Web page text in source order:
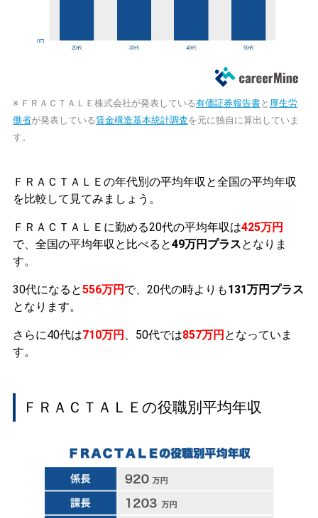
※ ＦＲＡＣＴＡＬＥ株式会社が発表している有価証券報告書と 厚生労
働省が発表している賃金構造基本統計調査を元に独自に算出していま
す。
ＦＲＡＣＴＡＬＥの年代別の平均年収と全国の平均年収
を比較して見てみましょう。
ＦＲＡＣＴＡＬＥに勤める20代の平均年収は425万円
で、全国の平均年収と比べると49万円プラスとなりま
す。
30代になると556万円 で、20代の時よりも131万円プラス
となります。
さらに40代は710万円 、50代では857万円 となっていま
す。
ＦＲＡＣＴＡＬＥの役職別平均年収